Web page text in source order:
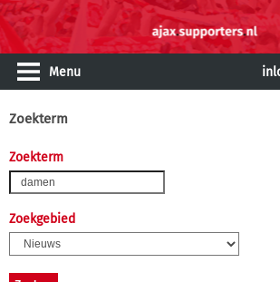
Menu
Zoekterm
Zoekterm
Zoekgebied